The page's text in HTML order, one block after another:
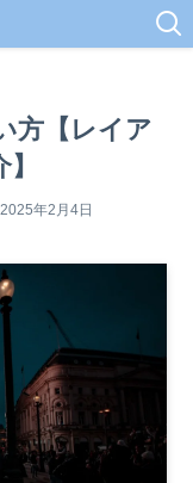
方【レイア
2025年2月4日